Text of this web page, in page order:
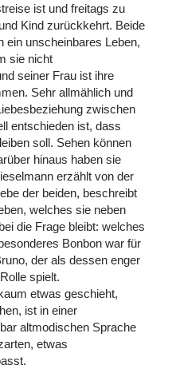
ist und freitags zu
Kind zurückkehrt. Beide
ein unscheinbares Leben,
sie nicht
seiner Frau ist ihre
Sehr allmählich und
zwischen
entschieden ist, dass
soll. Sehen können
hinaus haben sie
erzählt von der
der beiden, beschreibt
welches sie neben
die Frage bleibt: welches
Bonbon war für
der als dessen enger
spielt.
etwas geschieht,
ist in einer
altmodischen Sprache
etwas